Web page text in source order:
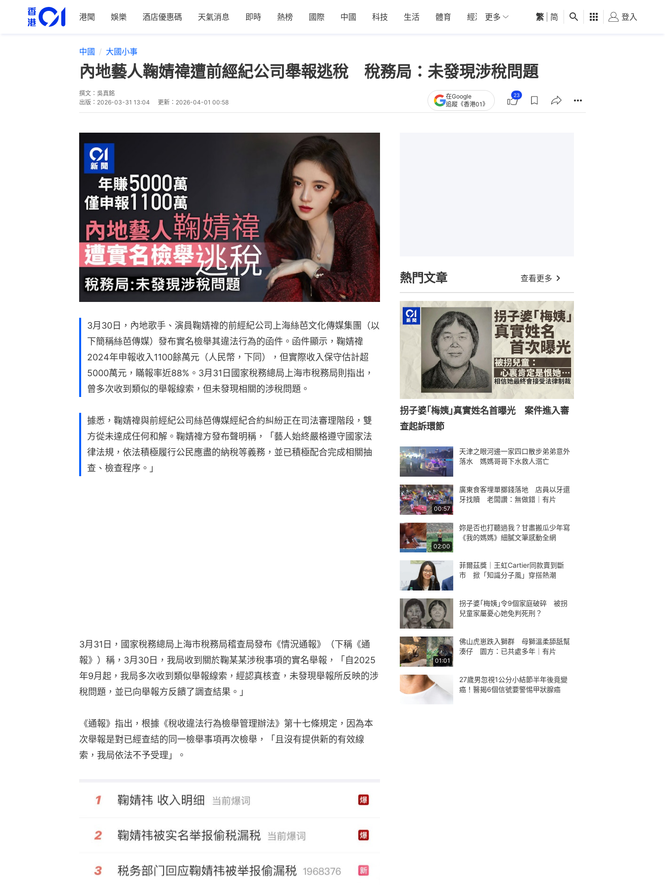
港聞 娛樂 酒店優惠碼 天氣消息 即時 熱榜 國際 中國 科技 生活 體育 經濟 01深圳 觀點 健康 好食玩飛
更多 繁 简 登入
中國 大國小事
內地藝人鞠婧禕遭前經紀公司舉報逃稅 稅務局：未發現涉稅問題
撰文： 吳真銘
出版： 2026-03-31 13:04 更新： 2026-04-01 00:58
在Google
追蹤《香港01》
23
3月30日，內地歌手、演員鞠婧禕的前經紀公司上海絲芭文化傳媒集團（以
下簡稱絲芭傳媒）發布實名檢舉其違法行為的函件。函件顯示，鞠婧禕
2024年申報收入1100餘萬元（人民幣，下同），但實際收入保守估計超
5000萬元，瞞報率近88%。3月31日國家稅務總局上海市稅務局則指出，
曾多次收到類似的舉報線索，但未發現相關的涉稅問題。
據悉，鞠婧禕與前經紀公司絲芭傳媒經紀合約糾紛正在司法審理階段，雙
方從未達成任何和解。鞠婧禕方發布聲明稱，「藝人始終嚴格遵守國家法
律法規，依法積極履行公民應盡的納稅等義務，並已積極配合完成相關抽
查、檢查程序。」
3月31日，國家稅務總局上海市稅務局稽查局發布《情況通報》（下稱《通
報》）稱，3月30日，我局收到關於鞠某某涉稅事項的實名舉報，「自2025
年9月起，我局多次收到類似舉報線索，經認真核查，未發現舉報所反映的涉
稅問題，並已向舉報方反饋了調查結果。」
《通報》指出，根據《稅收違法行為檢舉管理辦法》第十七條規定，因為本
次舉報是對已經查結的同一檢舉事項再次檢舉，「且沒有提供新的有效線
索，我局依法不予受理」。
熱門文章 查看更多
拐子婆｢梅姨｣真實姓名首曝光 案件進入審
查起訴環節
天津之眼河邊一家四口散步弟弟意外
落水 媽媽哥哥下水救人溺亡
00:57
廣東食客埋單擲錢落地 店員以牙還
牙找贖 老闆讚：無做錯｜有片
02:00
妳是否也打聽過我？甘肅搬瓜少年寫
《我的媽媽》細膩文筆感動全網
菲爾茲獎｜王虹Cartier同款賣到斷
市 掀「知識分子風」穿搭熱潮
拐子婆｢梅姨｣令9個家庭破碎 被拐
兒童家屬憂心她免判死刑？
01:01
佛山虎崽跌入獅群 母獅溫柔舔舐幫
湊仔 園方：已共處多年｜有片
27歲男忽視1公分小結節半年後竟變
癌！醫揭6個信號要警惕甲狀腺癌